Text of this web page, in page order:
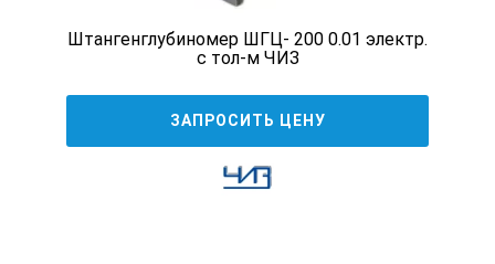
Глубиномер
Штангенглубиномер ШГЦ- 200 0.01 электр.
с тол-м ЧИЗ
ЗАПРОСИТЬ ЦЕНУ